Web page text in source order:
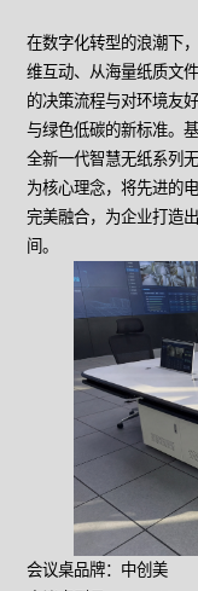
在数字化转型的浪潮下
维互动、从海量纸质文
的决策流程与对环境友
与绿色低碳的新标准。
全新一代智慧无纸系列
为核心理念，将先进的
完美融合，为企业打造
间。
会议桌品牌：中创美